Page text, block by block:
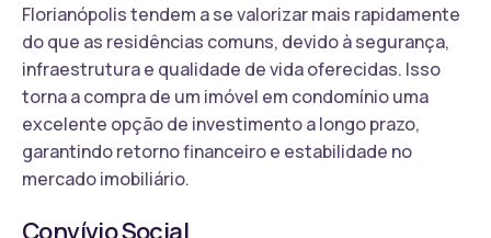
Florianópolis tendem a se valorizar mais rapidamente
do que as residências comuns, devido à segurança,
infraestrutura e qualidade de vida oferecidas. Isso
torna a compra de um imóvel em condomínio uma
excelente opção de investimento a longo prazo,
garantindo retorno financeiro e estabilidade no
mercado imobiliário.
Convívio Social